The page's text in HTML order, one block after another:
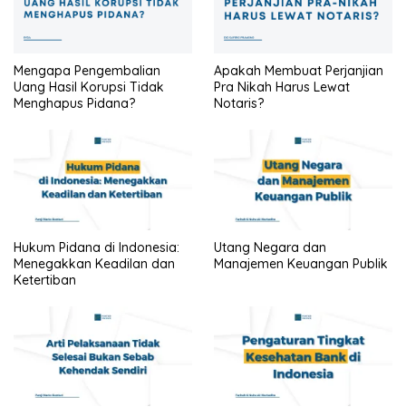
Mengapa Pengembalian
Uang Hasil Korupsi Tidak
Menghapus Pidana?
Apakah Membuat Perjanjian
Pra Nikah Harus Lewat
Notaris?
Hukum Pidana di Indonesia:
Menegakkan Keadilan dan
Ketertiban
Utang Negara dan
Manajemen Keuangan Publik